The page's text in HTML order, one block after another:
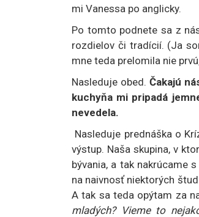
mi Vanessa po anglicky.
Po tomto podnete sa z
rozdielov či tradícií. (Ja
mne teda prelomila nie
Nasleduje obed. Čakajú
kuchyňa mi pripadá
nevedela.
Nasleduje prednáška o
výstup. Naša skupina, v
bývania, a tak nakrúcame
na naivnosť niektorých
A tak sa teda opýtam za
mladých? Vieme to